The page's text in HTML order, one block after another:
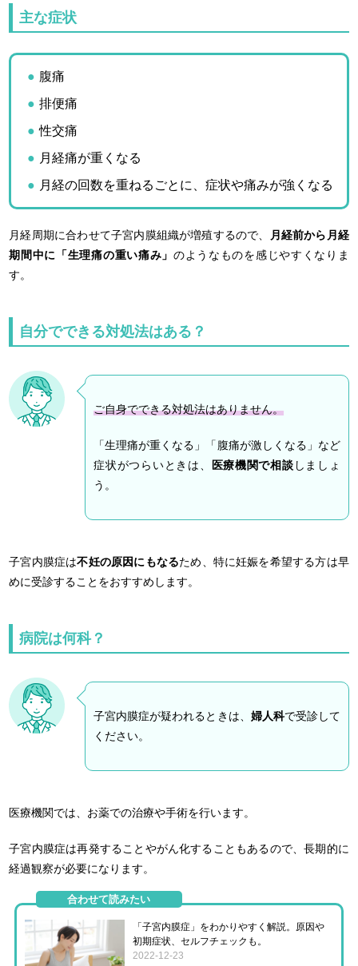
主な症状
腹痛
排便痛
性交痛
月経痛が重くなる
月経の回数を重ねるごとに、症状や痛みが強くなる
月経周期に合わせて子宮内膜組織が増殖するので、
月経前から月経
期間中に「生理痛の重い痛み」 のようなものを感じやすくなりま
す。
自分でできる対処法はある？
ご自身でできる対処法はありません。
「生理痛が重くなる」「腹痛が激しくなる」など
症状がつらいときは、
医療機関で相談 しましょ
う。
子宮内膜症は不妊の原因にもなるため、特に妊娠を希望する方は早
めに受診することをおすすめします。
病院は何科？
子宮内膜症が疑われるときは、 婦人科で受診して
ください。
医療機関では、お薬での治療や手術を行います。
子宮内膜症は再発することやがん化することもあるので、長期的に
経過観察が必要になります。
合わせて読みたい
「子宮内膜症」をわかりやすく解説。原因や
初期症状、セルフチェックも。
2022-12-23